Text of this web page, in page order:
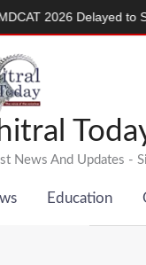
News And Updates -
Education
Delayed to Sept 20